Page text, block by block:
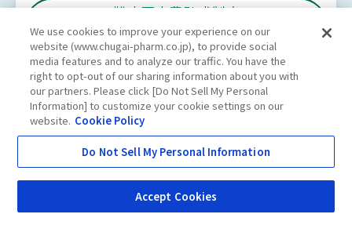
難病医療費助成制度
「高額かつ長期」を利用した場合の
Aさんの自己負担額：10,000円
横にスライドするとご覧いただけます
We use cookies to improve your experience on our
website (www.chugai-pharm.co.jp), to provide social
media features and to analyze our traffic. You have the
right to opt-out of our sharing information about you with
our partners. Please click [Do Not Sell My Personal
Information] to customize your cookie settings on our
website. Cookie Policy
Do Not Sell My Personal Information
Accept Cookies